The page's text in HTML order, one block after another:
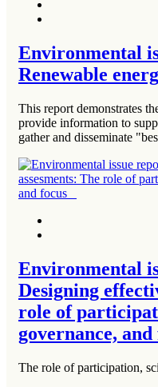
Environmental
Renewable
This report demonstrates
provide information to
gather and disseminate
Environmental
Designing
role of
governance,
The role of participation,